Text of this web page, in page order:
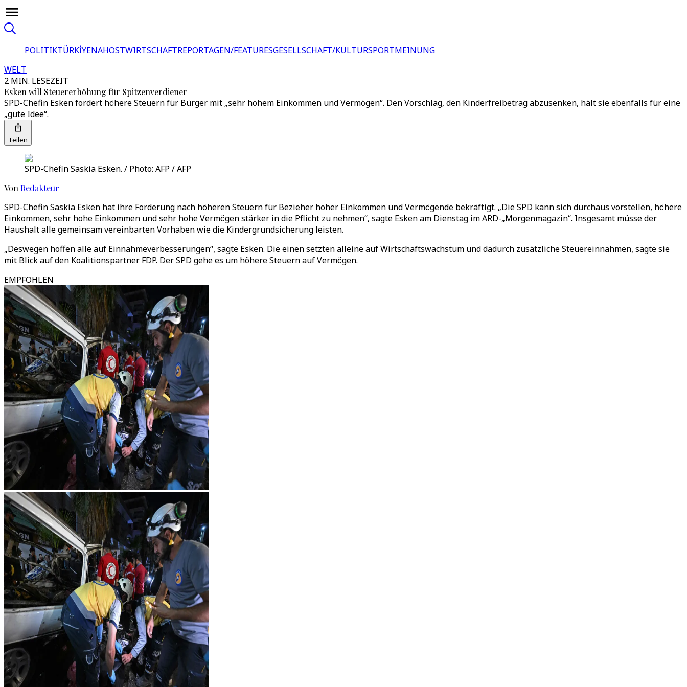
POLITIKTÜRKİYENAHOSTWIRTSCHAFTREPORTAGEN/FEATURESGESELLSCHAFT/KULTURSPORTMEINUNG
WELT
2 MIN. LESEZEIT
Esken will Steuererhöhung für Spitzenverdiener
SPD-Chefin Esken fordert höhere Steuern für Bürger mit „sehr hohem Einkommen und Vermögen“. Den Vorschlag, den Kinderfreibetrag abzusenken, hält sie ebenfalls für eine
„gute Idee“.
Teilen
SPD-Chefin Saskia Esken. / Photo: AFP / AFP
Von Redakteur
SPD-Chefin Saskia Esken hat ihre Forderung nach höheren Steuern für Bezieher hoher Einkommen und Vermögende bekräftigt. „Die SPD kann sich durchaus vorstellen, höhere
Einkommen, sehr hohe Einkommen und sehr hohe Vermögen stärker in die Pflicht zu nehmen“, sagte Esken am Dienstag im ARD-„Morgenmagazin“. Insgesamt müsse der
Haushalt alle gemeinsam vereinbarten Vorhaben wie die Kindergrundsicherung leisten.
„Deswegen hoffen alle auf Einnahmeverbesserungen“, sagte Esken. Die einen setzten alleine auf Wirtschaftswachstum und dadurch zusätzliche Steuereinnahmen, sagte sie
mit Blick auf den Koalitionspartner FDP. Der SPD gehe es um höhere Steuern auf Vermögen.
EMPFOHLEN